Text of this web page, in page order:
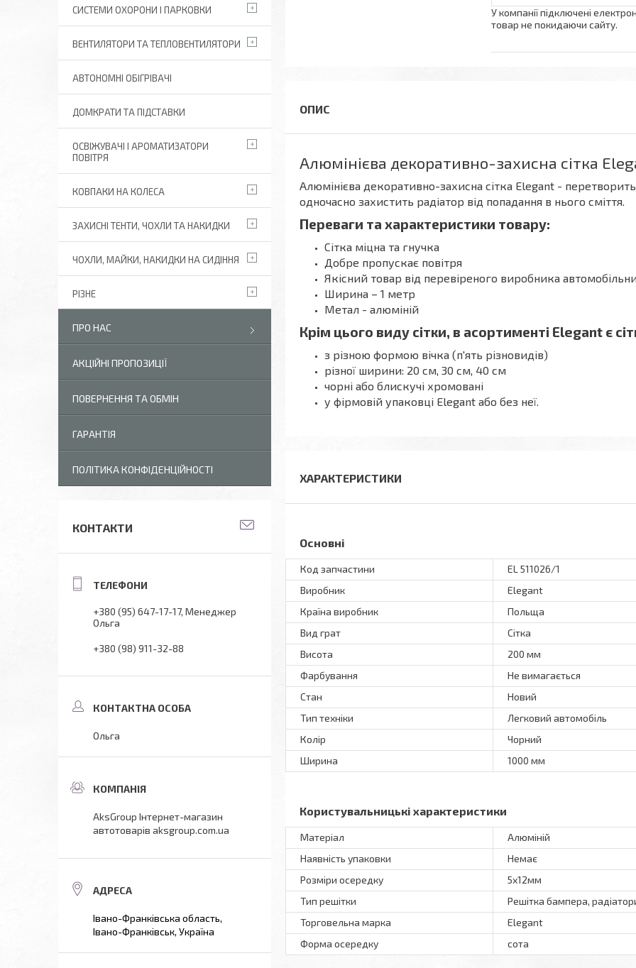
У компанії підключені
товар не покидаючи сайту.
Алюмінієва декоративно-захисна сітка
Алюмінієва декоративно-захисна сітка Elegant -
одночасно захистить радіатор від попадання в нього сміття.
Переваги та характеристики товару:
Сітка міцна та гнучка
Добре пропускає повітря
Якісний товар від перевіреного виробника
Ширина – 1 метр
Метал - алюміній
Крім цього виду сітки, в асортименті Elegant є
з різною формою вічка (п'ять різновидів)
різної ширини: 20 см, 30 см, 40 см
чорні або блискучі хромовані
у фірмовій упаковці Elegant або без неї.
ХАРАКТЕРИСТИКИ
Основні
Код запчастини
EL 511026/1
Виробник
Elegant
Країна виробник
Польща
Вид грат
Сітка
Висота
200 мм
Фарбування
Не вимагається
Стан
Новий
Тип техніки
Легковий автомобіль
Колір
Чорний
Ширина
1000 мм
Користувальницькі характеристики
Матеріал
Алюміній
Наявність упаковки
Немає
Розміри осередку
5х12мм
Тип решітки
Решітка бампера,
Торговельна марка
Elegant
Форма осередку
сота
СИСТЕМИ ОХОРОНИ І ПАРКОВКИ
ВЕНТИЛЯТОРИ ТА ТЕПЛОВЕНТИЛЯТОРИ
АВТОНОМНІ ОБІГРІВАЧІ
ДОМКРАТИ ТА ПІДСТАВКИ
ОСВІЖУВАЧІ І АРОМАТИЗАТОРИ
ПОВІТРЯ
КОВПАКИ НА КОЛЕСА
ЗАХИСНІ ТЕНТИ, ЧОХЛИ ТА НАКИДКИ
ЧОХЛИ, МАЙКИ, НАКИДКИ НА СИДІННЯ
РІЗНЕ
ПРО НАС
АКЦІЙНІ ПРОПОЗИЦІЇ
ПОВЕРНЕННЯ ТА ОБМІН
ГАРАНТІЯ
ПОЛІТИКА КОНФІДЕНЦІЙНОСТІ
КОНТАКТИ
+380 (95) 647-17-17 Менеджер
Ольга
+380 (98) 911-32-88
Ольга
AksGroup Інтернет-магазин
автотоварів aksgroup.com.ua
Івано-Франківська область,
Івано-Франківськ, Україна